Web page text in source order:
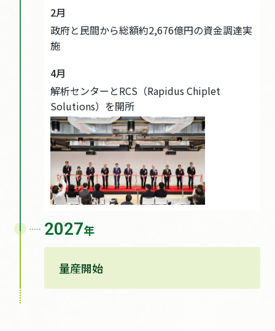
2月
政府と民間から総額約2,676億円の資金調達実
施
4月
解析センターとRCS（Rapidus Chiplet
Solutions）を開所
2027年
量産開始